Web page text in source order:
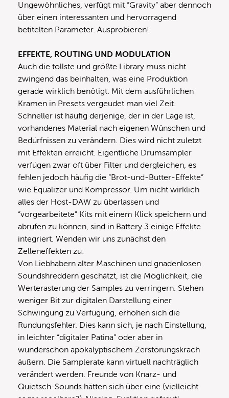
Ungewöhnliches, verfügt mit “Gravity” aber dennoch
über einen interessanten und hervorragend
betitelten Parameter. Ausprobieren!
EFFEKTE, ROUTING UND MODULATION
Auch die tollste und größte Library muss nicht
zwingend das beinhalten, was eine Produktion
gerade wirklich benötigt. Mit dem ausführlichen
Kramen in Presets vergeudet man viel Zeit.
Schneller ist häufig derjenige, der in der Lage ist,
vorhandenes Material nach eigenen Wünschen und
Bedürfnissen zu verändern. Dies wird nicht zuletzt
mit Effekten erreicht. Eigentliche Drumsampler
verfügen zwar oft über Filter und dergleichen, es
fehlen jedoch häufig die “Brot-und-Butter-Effekte”
wie Equalizer und Kompressor. Um nicht wirklich
alles der Host-DAW zu überlassen und
“vorgearbeitete” Kits mit einem Klick speichern und
abrufen zu können, sind in Battery 3 einige Effekte
integriert. Wenden wir uns zunächst den
Zelleneffekten zu:
Von Liebhabern alter Maschinen und gnadenlosen
Soundshreddern geschätzt, ist die Möglichkeit, die
Werterasterung der Samples zu verringern. Stehen
weniger Bit zur digitalen Darstellung einer
Schwingung zu Verfügung, erhöhen sich die
Rundungsfehler. Dies kann sich, je nach Einstellung,
in leichter “digitaler Patina” oder aber in
wunderschön apokalyptischem Zerstörungskrach
äußern. Die Samplerate kann virtuell nachträglich
verändert werden. Freunde von Knarz- und
Quietsch-Sounds hätten sich über eine (vielleicht